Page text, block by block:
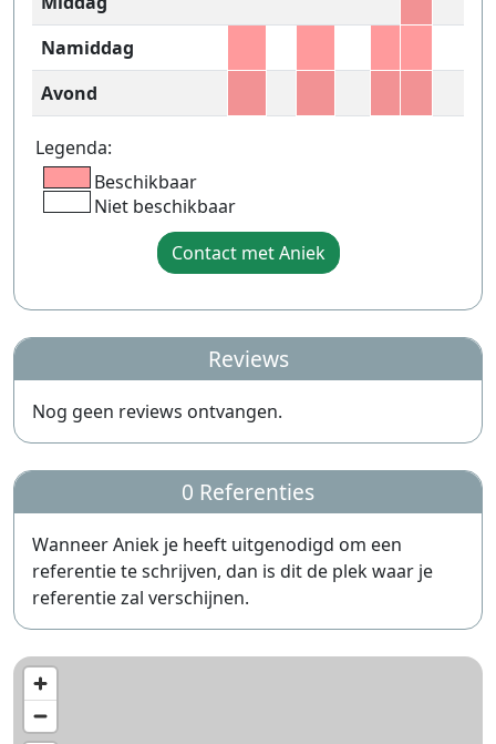
Namiddag
Avond
Legenda:
Beschikbaar
Niet beschikbaar
Contact met Aniek
Reviews
Nog geen reviews ontvangen.
0 Referenties
Wanneer Aniek je heeft uitgenodigd om een
referentie te schrijven, dan is dit de plek waar je
referentie zal verschijnen.